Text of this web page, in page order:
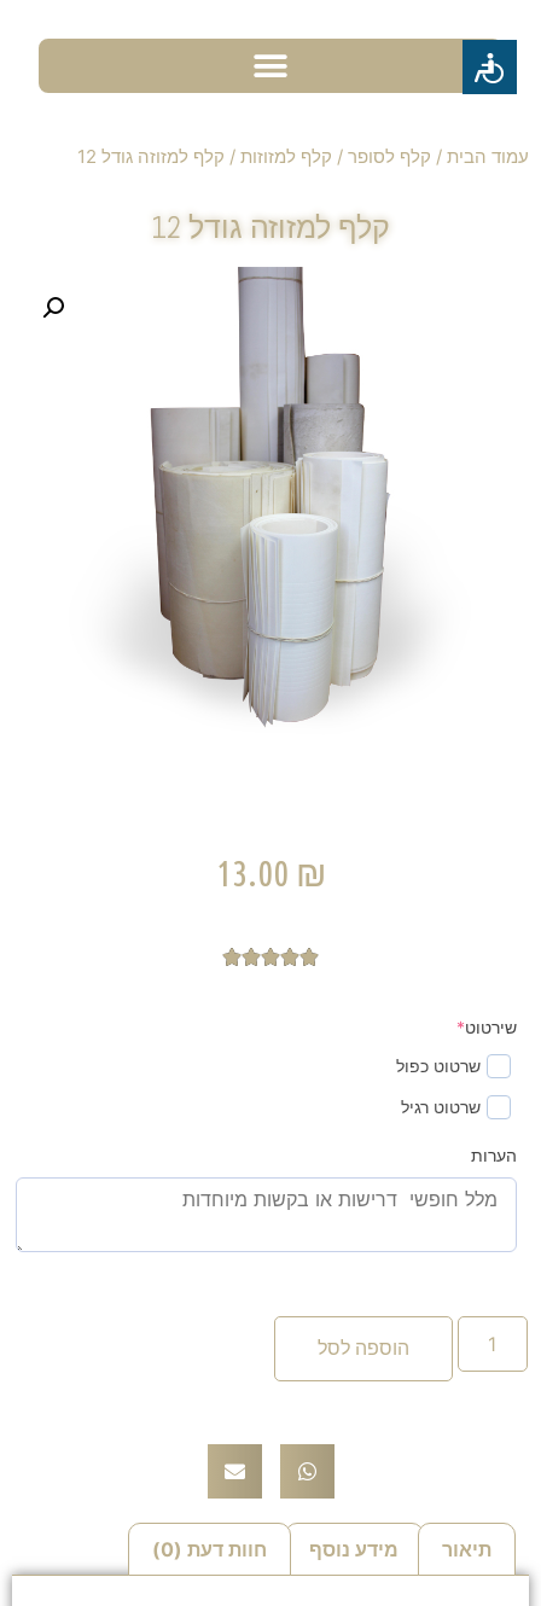
עמוד הבית / קלף לסופר / קלף למזוזות / קלף למזוזה גודל 12
13.00 ₪





שירטוט*
שרטוט כפול
שרטוט רגיל
הערות
הוספה לסל
קלף למזוזה גודל 12
תיאור מידע נוסף חוות דעת (0)